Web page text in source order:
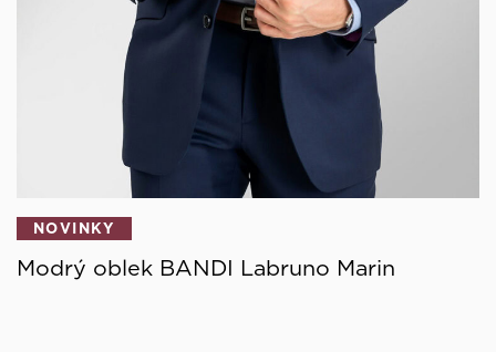
NOVINKY
Modrý oblek BANDI Labruno Marin